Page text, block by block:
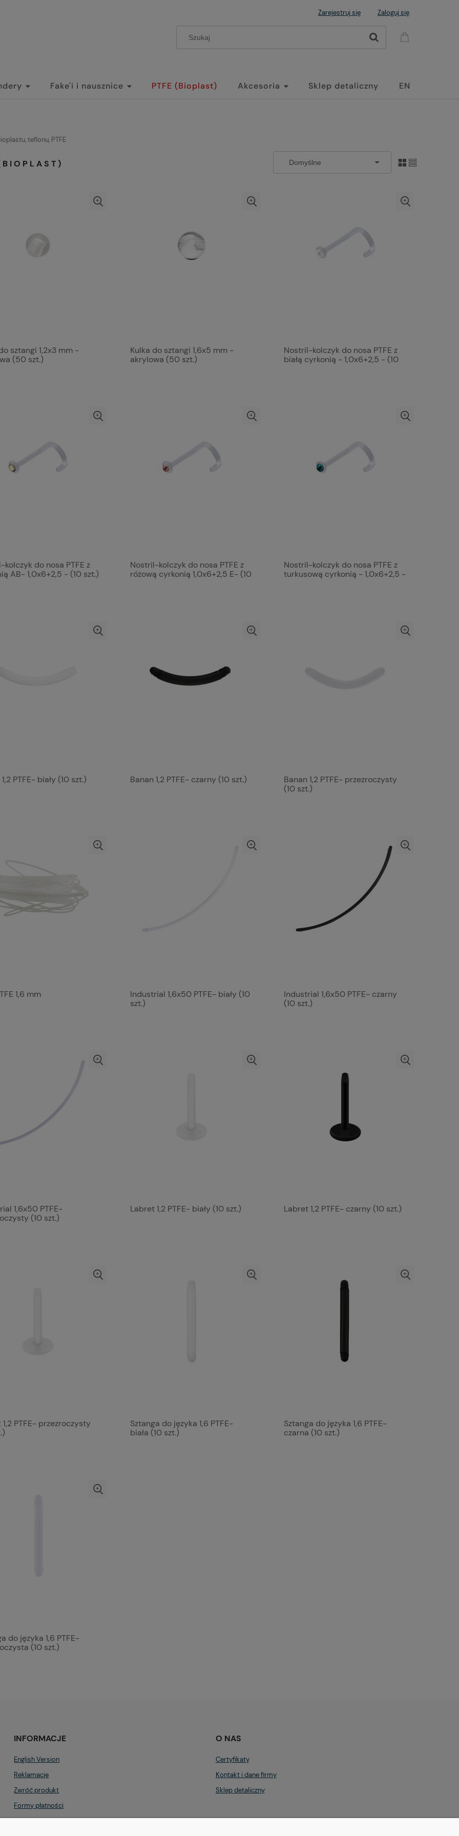
Zarejestruj się Zaloguj się
Fake'i i nausznice PTFE (Bioplast) Akcesoria Sklep detaliczny EN
teflonu, PTFE
sztangi 1,2x3 mm -
(50 szt.)
Kulka do sztangi 1,6x5 mm -
akrylowa (50 szt.)
Nostril-kolczyk do nosa PTFE z
białą cyrkonią - 1,0x6+2,5 - (10
kolczyk do nosa PTFE z
AB- 1,0x6+2,5 - (10 szt.)
Nostril-kolczyk do nosa PTFE z
różową cyrkonią 1,0x6+2,5 E- (10
Nostril-kolczyk do nosa PTFE z
turkusową cyrkonią - 1,0x6+2,5 -
PTFE- biały (10 szt.) Banan 1,2 PTFE- czarny (10 szt.)
Banan 1,2 PTFE- przezroczysty
(10 szt.)
1,6 mm
Industrial 1,6x50 PTFE- biały (10
szt.)
Industrial 1,6x50 PTFE- czarny
(10 szt.)
1,6x50 PTFE-
(10 szt.)
Labret 1,2 PTFE- biały (10 szt.) Labret 1,2 PTFE- czarny (10 szt.)
PTFE- przezroczysty
Sztanga do języka 1,6 PTFE-
biała (10 szt.)
Sztanga do języka 1,6 PTFE-
czarna (10 szt.)
do języka 1,6 PTFE-
(10 szt.)
INFORMACJE
English Version
Reklamacje
Zwróć produkt
Formy płatności
Regulamin
O NAS
Certyfikaty
Kontakt i dane firmy
Sklep detaliczny